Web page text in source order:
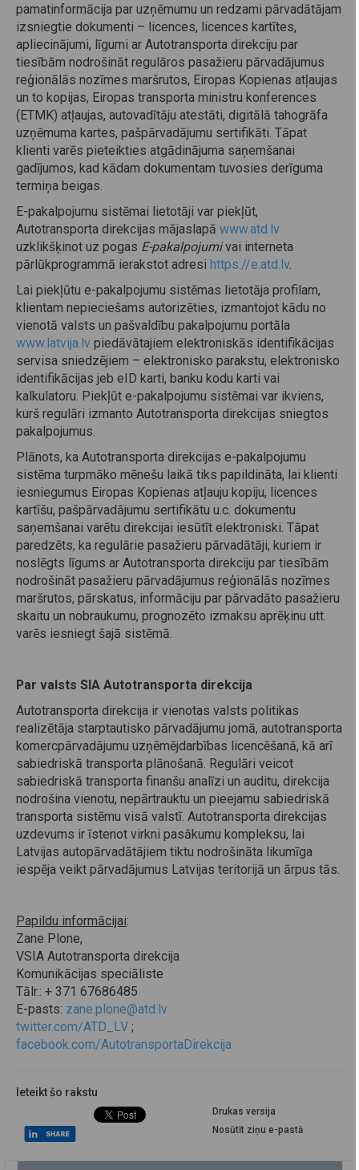
pamatinformācija par uzņēmumu un redzami pārvadātājam
izsniegtie dokumenti – licences, licences kartītes,
apliecinājumi, līgumi ar Autotransporta direkciju par
tiesībām nodrošināt regulāros pasažieru pārvadājumus
reģionālās nozīmes maršrutos, Eiropas Kopienas atļaujas
un to kopijas, Eiropas transporta ministru konferences
(ETMK) atļaujas, autovadītāju atestāti, digitālā tahogrāfa
uzņēmuma kartes, pašpārvadājumu sertifikāti. Tāpat
klienti varēs pieteikties atgādinājuma saņemšanai
gadījumos, kad kādam dokumentam tuvosies derīguma
termiņa beigas.
E-pakalpojumu sistēmai lietotāji var piekļūt,
Autotransporta direkcijas mājaslapā www.atd.lv
uzklikšķinot uz pogas E-pakalpojumivai interneta
pārlūkprogrammā ierakstot adresi https://e.atd.lv.
Lai piekļūtu e-pakalpojumu sistēmas lietotāja profilam,
klientam nepieciešams autorizēties, izmantojot kādu no
vienotā valsts un pašvaldību pakalpojumu portāla
www.latvija.lv piedāvātajiem elektroniskās identifikācijas
servisa sniedzējiem – elektronisko parakstu, elektronisko
identifikācijas jeb eID karti, banku kodu karti vai
kalkulatoru. Piekļūt e-pakalpojumu sistēmai var ikviens,
kurš regulāri izmanto Autotransporta direkcijas sniegtos
pakalpojumus.
Plānots, ka Autotransporta direkcijas e-pakalpojumu
sistēma turpmāko mēnešu laikā tiks papildināta, lai klienti
iesniegumus Eiropas Kopienas atļauju kopiju, licences
kartīšu, pašpārvadājumu sertifikātu u.c. dokumentu
saņemšanai varētu direkcijai iesūtīt elektroniski. Tāpat
paredzēts, ka regulārie pasažieru pārvadātāji, kuriem ir
noslēgts līgums ar Autotransporta direkciju par tiesībām
nodrošināt pasažieru pārvadājumus reģionālās nozīmes
maršrutos, pārskatus, informāciju par pārvadāto pasažieru
skaitu un nobraukumu, prognozēto izmaksu aprēķinu utt.
varēs iesniegt šajā sistēmā.
Par valsts SIA Autotransporta direkcija
Autotransporta direkcija ir vienotas valsts politikas
realizētāja starptautisko pārvadājumu jomā, autotransporta
komercpārvadājumu uzņēmējdarbības licencēšanā, kā arī
sabiedriskā transporta plānošanā. Regulāri veicot
sabiedriskā transporta finanšu analīzi un auditu, direkcija
nodrošina vienotu, nepārtrauktu un pieejamu sabiedriskā
transporta sistēmu visā valstī. Autotransporta direkcijas
uzdevums ir īstenot virkni pasākumu kompleksu, lai
Latvijas autopārvadātājiem tiktu nodrošināta likumīga
iespēja veikt pārvadājumus Latvijas teritorijā un ārpus tās.
Papildu informācijai:
Zane Plone,
VSIA Autotransporta direkcija
Komunikācijas speciāliste
Tālr.: + 371 67686485
E-pasts: zane.plone@atd.lv
twitter.com/ATD_LV ;
facebook.com/AutotransportaDirekcija
Ieteikt šo rakstu
Drukas versija
Nosūtīt ziņu e-pastā